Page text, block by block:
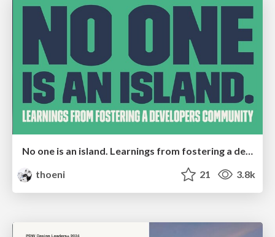
No one is an island. Learnings from fostering a developers community.
thoeni
21 3.8k